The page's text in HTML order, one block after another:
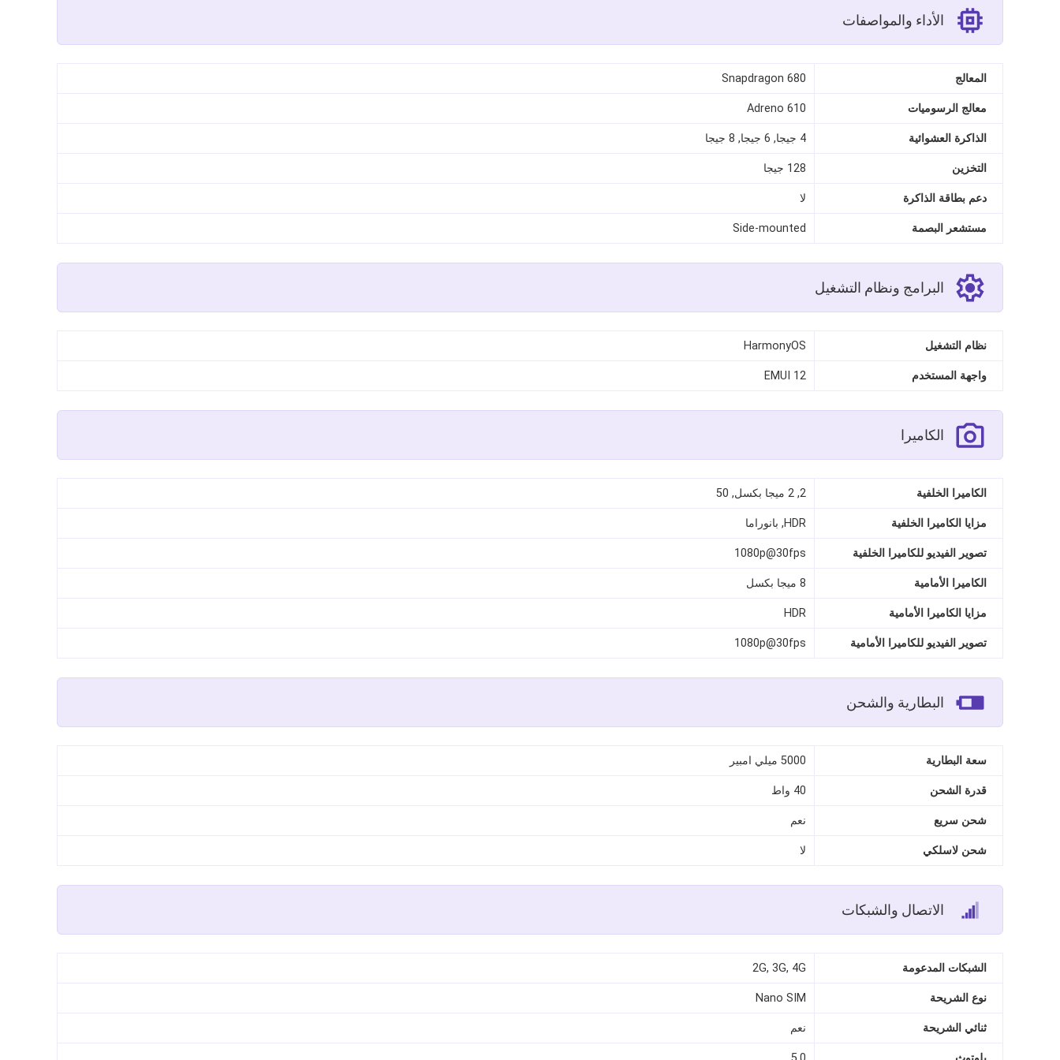
الأداء والمواصفات
المعالج Snapdragon 680
معالج الرسوميات Adreno 610
الذاكرة العشوائية 4 جيجا, 6 جيجا, 8 جيجا
التخزين 128 جيجا
دعم بطاقة الذاكرة لا
مستشعر البصمة Side-mounted
البرامج ونظام التشغيل
نظام التشغيل HarmonyOS
واجهة المستخدم EMUI 12
الكاميرا
الكاميرا الخلفية 2, 2 ميجا بكسل, 50
مزايا الكاميرا الخلفية HDR, بانوراما
تصوير الفيديو للكاميرا الخلفية 1080p@30fps
الكاميرا الأمامية 8 ميجا بكسل
مزايا الكاميرا الأمامية HDR
تصوير الفيديو للكاميرا الأمامية 1080p@30fps
البطارية والشحن
سعة البطارية 5000 ميلي امبير
قدرة الشحن 40 واط
شحن سريع نعم
شحن لاسلكي لا
الاتصال والشبكات
الشبكات المدعومة 2G, 3G, 4G
نوع الشريحة Nano SIM
ثنائي الشريحة نعم